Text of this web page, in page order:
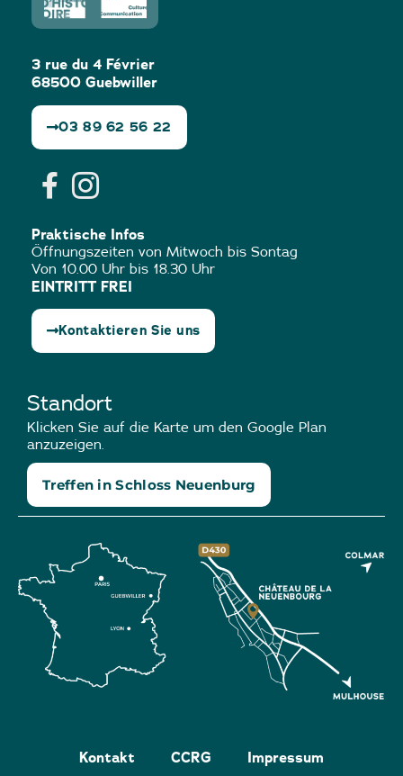
3 rue du 4 Février
68500 Guebwiller
03 89 62 56 22
Praktische Infos
Öffnungszeiten von Mitwoch bis Sontag
Von 10.00 Uhr bis 18.30 Uhr
EINTRITT FREI
Kontaktieren Sie uns
Standort
Klicken Sie auf die Karte um den Google Plan
anzuzeigen.
Treffen in Schloss Neuenburg
Kontakt CCRG Impressum